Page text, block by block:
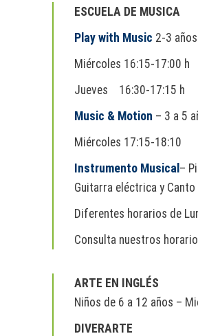
ESCUELA DE MUSICA
Play with Music 2-3 años
Miércoles 16:15-17:00 h
Jueves 16:30-17:15 h
Music & Motion – 3 a 5
Miércoles 17:15-18:10
Instrumento Musical –
Guitarra eléctrica y Canto
Diferentes horarios de
Consulta nuestros
ARTE EN INGLÉS
Niños de 6 a 12 años –
DIVERARTE